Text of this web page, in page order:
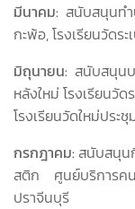
มีนาคม: สนับสนุนทำ
กะพ้อ, โรงเรียนวัดร
มิถุนายน: สนับสนุน
หลังใหม่ โรงเรียนวั
โรงเรียนวัดใหม่ปร
กรกฎาคม:สนับสนุน
สติก ศูนย์บริการค
ปราจีนบุรี